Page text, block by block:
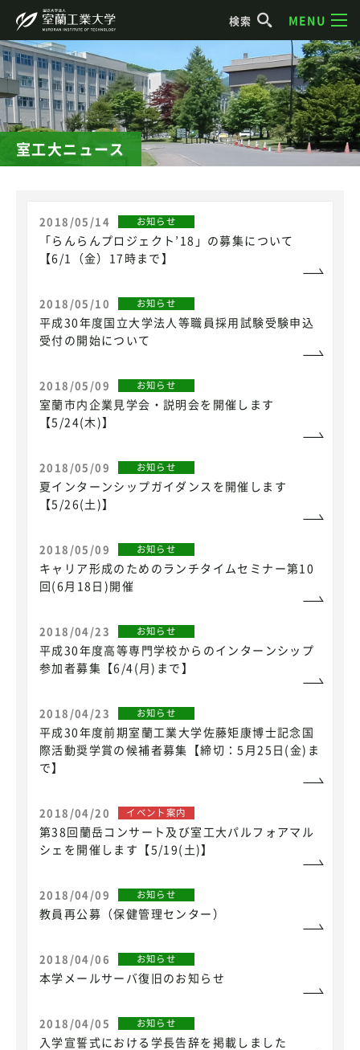
検索 MENU
室工大ニュース
2018/05/14 お知らせ
「らんらんプロジェクト’18」の募集について
【6/1（金）17時まで】
2018/05/10 お知らせ
平成30年度国立大学法人等職員採用試験受験申込
受付の開始について
2018/05/09 お知らせ
室蘭市内企業見学会・説明会を開催します
【5/24(木)】
2018/05/09 お知らせ
夏インターンシップガイダンスを開催します
【5/26(土)】
2018/05/09 お知らせ
キャリア形成のためのランチタイムセミナー第10
回(6月18日)開催
2018/04/23 お知らせ
平成30年度高等専門学校からのインターンシップ
参加者募集【6/4(月)まで】
2018/04/23 お知らせ
平成30年度前期室蘭工業大学佐藤矩康博士記念国
際活動奨学賞の候補者募集【締切：5月25日(金)ま
で】
2018/04/20 イベント案内
第38回蘭岳コンサート及び室工大パルフォアマル
シェを開催します【5/19(土)】
2018/04/09 お知らせ
教員再公募（保健管理センター）
2018/04/06 お知らせ
本学メールサーバ復旧のお知らせ
2018/04/05 お知らせ
入学宣誓式における学長告辞を掲載しました